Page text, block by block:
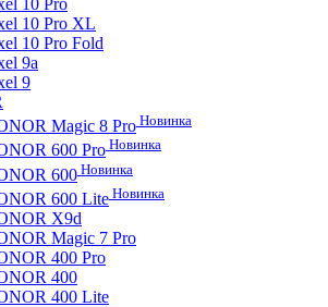
10 Pro XL
10 Pro Fold
9a
9
Magic 8 Pro Новинка
600 Pro Новинка
600Новинка
600 Lite Новинка
X9d
Magic 7 Pro
400 Pro
400
400 Lite